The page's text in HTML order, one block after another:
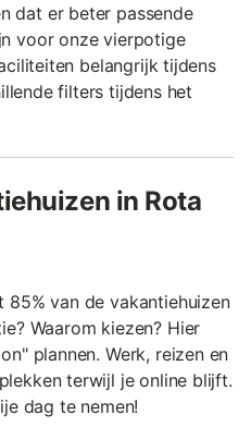
dat er beter passende
voor onze vierpotige
belangrijk tijdens
filters tijdens het
in Rota
85% van de vakantiehuizen
Waarom kiezen? Hier
plannen. Werk, reizen en
terwijl je online blijft.
dag te nemen!